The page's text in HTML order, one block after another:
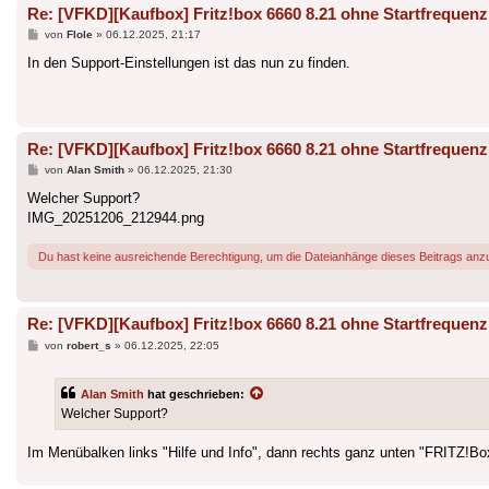
Re: [VFKD][Kaufbox] Fritz!box 6660 8.21 ohne Startfrequenz
Beitrag
von Flole» 06.12.2025, 21:17
In den Support-Einstellungen ist das nun zu finden.
Re: [VFKD][Kaufbox] Fritz!box 6660 8.21 ohne Startfrequenz
Beitrag
von Alan Smith» 06.12.2025, 21:30
Welcher Support?
IMG_20251206_212944.png
Du hast keine ausreichende Berechtigung, um die Dateianhänge dieses Beitrags
Re: [VFKD][Kaufbox] Fritz!box 6660 8.21 ohne Startfrequenz
Beitrag
von robert_s » 06.12.2025, 22:05
Alan Smith hat geschrieben:
Welcher Support?
Im Menübalken links "Hilfe und Info", dann rechts ganz unten